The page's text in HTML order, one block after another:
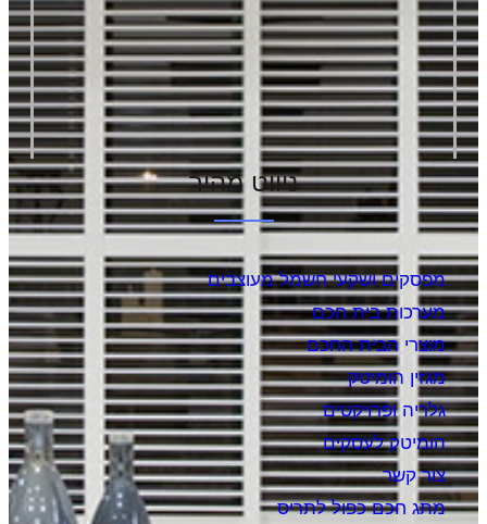
ניווט מהיר
מפסקים ושקעי חשמל מעוצבים
מערכות בית חכם
מוצרי הבית החכם
מגזין הומיטק
גלריה ופרויקטים
הומיטק לעסקים
צור קשר
מתג חכם כפול לתריס